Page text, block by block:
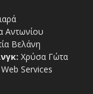
Αντωνίου
Βελάνη
Χρύσα Γώτα
Services